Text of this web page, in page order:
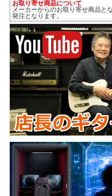
お取り寄せ商品について
メーカーからのお取り寄せ商品と
発注となります。